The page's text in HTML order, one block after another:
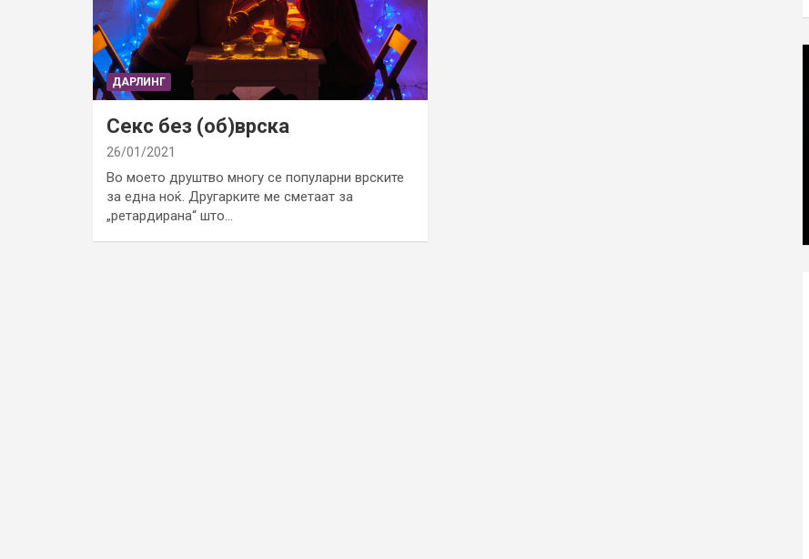
ДАРЛИНГ
Секс без (об)врска
26/01/2021
Во моето друштво многу се популарни врските
за една ноќ. Другарките ме сметаат за
„ретардирана“ што…